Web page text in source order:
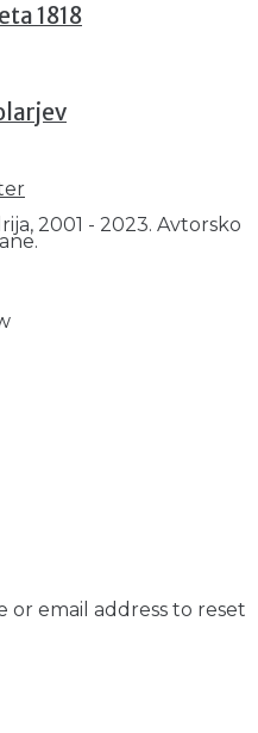
1818
2001 - 2023. Avtorsko
or email address to reset